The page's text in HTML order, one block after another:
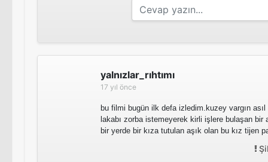
yalnızlar_rıhtımı
17 yıl önce
bu filmi bugün ilk defa izledim.kuzey vargın
lakabı zorba istemeyerek kirli işlere bulaşan bir
bir yerde bir kıza tutulan aşık olan bu kız tijen